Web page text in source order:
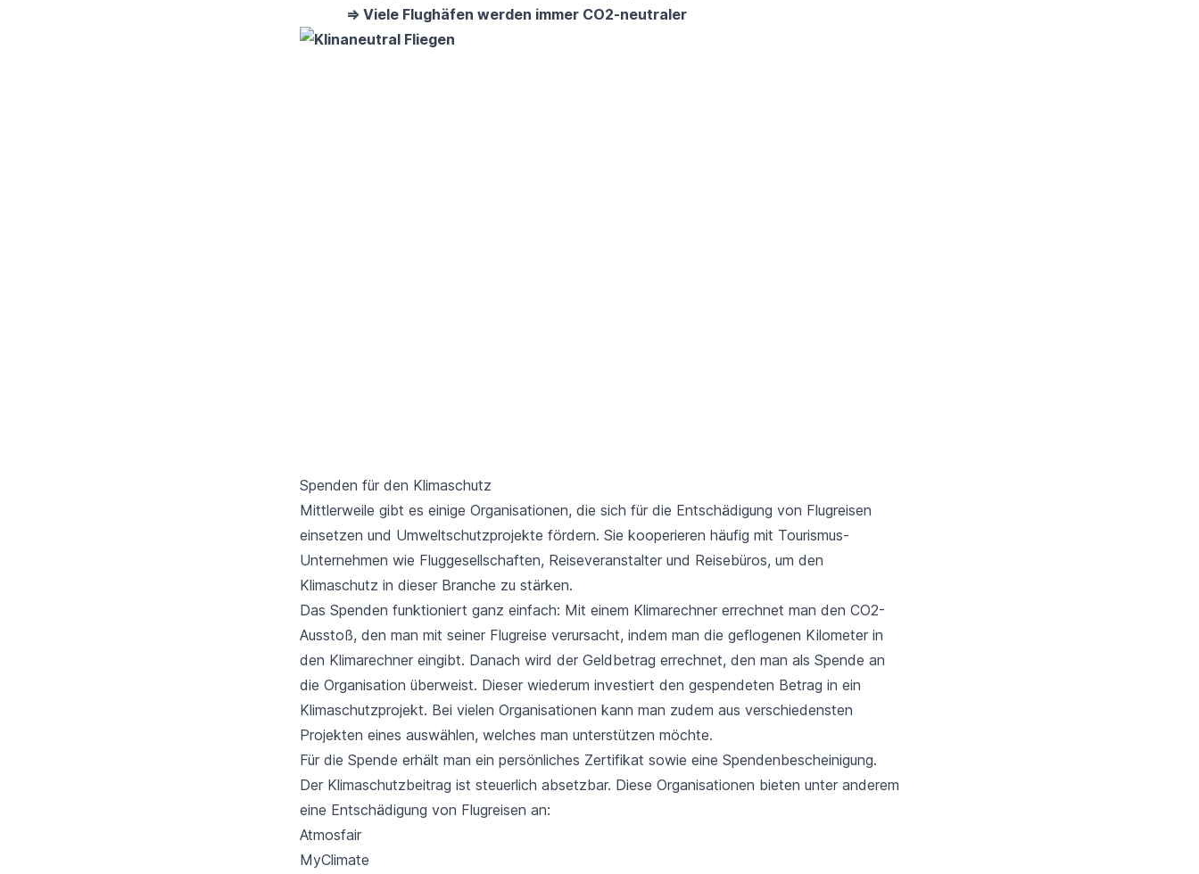
⇒ Viele Flughäfen werden immer CO2-neutraler
Spenden für den Klimaschutz
Mittlerweile gibt es einige Organisationen, die sich für die Entschädigung von Flugreisen
einsetzen und Umweltschutzprojekte fördern. Sie kooperieren häufig mit Tourismus-
Unternehmen wie Fluggesellschaften, Reiseveranstalter und Reisebüros, um den
Klimaschutz in dieser Branche zu stärken.
Das Spenden funktioniert ganz einfach: Mit einem Klimarechner errechnet man den CO2-
Ausstoß, den man mit seiner Flugreise verursacht, indem man die geflogenen Kilometer in
den Klimarechner eingibt. Danach wird der Geldbetrag errechnet, den man als Spende an
die Organisation überweist. Dieser wiederum investiert den gespendeten Betrag in ein
Klimaschutzprojekt. Bei vielen Organisationen kann man zudem aus verschiedensten
Projekten eines auswählen, welches man unterstützen möchte.
Für die Spende erhält man ein persönliches Zertifikat sowie eine Spendenbescheinigung.
Der Klimaschutzbeitrag ist steuerlich absetzbar. Diese Organisationen bieten unter anderem
eine Entschädigung von Flugreisen an:
Atmosfair
MyClimate